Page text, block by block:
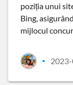
poziția unui
Bing,
mijlocul
•